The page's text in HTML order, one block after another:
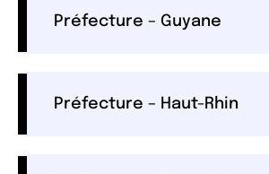
Préfecture – Guyane
Préfecture – Haut-Rhin